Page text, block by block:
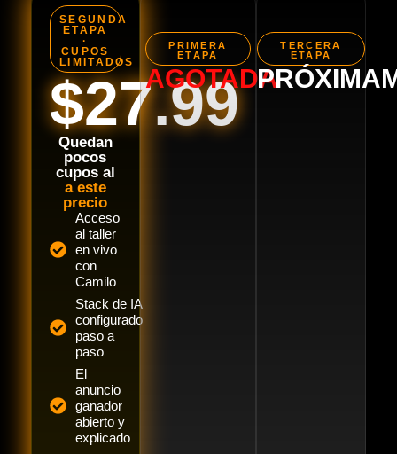
SEGUNDA
ETAPA
·
CUPOS
LIMITADOS
$27.99
Quedan
pocos
cupos al
a este
precio
Acceso
al taller
en vivo
con
Camilo
Stack de IA
configurado
paso a
paso
El
anuncio
ganador
abierto y
explicado
PRIMERA
ETAPA
AGOTADA
TERCERA
ETAPA